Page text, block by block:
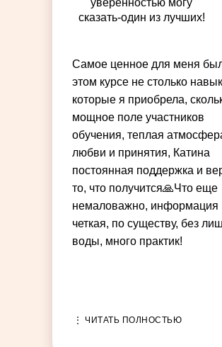
уверенностью могу
сказать-один из лучших!
Самое ценное для меня
этом курсе не столько
которые я приобрела,
мощное поле участников
обучения, теплая
любви и принятия, Катина
постоянная поддержка и
то, что получится🙏Что еще
немаловажно, информация
четкая, по существу, без
воды, много практик!
⋮ ЧИТАТЬ ПОЛНОСТЬЮ